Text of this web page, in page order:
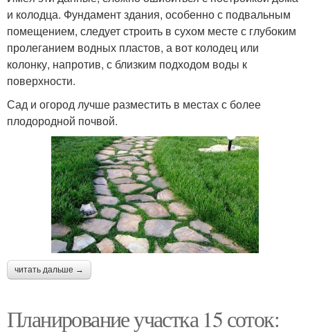
и колодца. Фундамент здания, особенно с подвальным
помещением, следует строить в сухом месте с глубоким
пролеганием водных пластов, а вот колодец или
колонку, напротив, с близким подходом воды к
поверхности.
Сад и огород лучше разместить в местах с более
плодородной почвой.
читать дальше →
Планирование участка 15 соток: